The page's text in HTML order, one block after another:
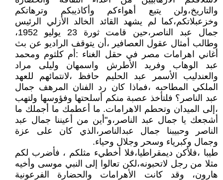
والتاريخ،ولن يتبع أهواءكم وأكاذيبكم وترهاتكم
وخزعبلاتكم،كما لم يشهد القائد الخالد الأزلي الرئيس
جمال عبد الناصر،حين قامت ثورة 23 يوليو 1952،
وطالب أمثال عقول العصافير ،أن يتوقف الراديو عن بث
أغاني اهرامات مصر في حقل الغناء :أم كلثوم ومحمد
عبد الوهاب وفريد الأطرش واسمهان وليلى مراد
والعندليب الأسمر عبد الحليم حافظ ،لانتمائهم للعهد
الملكي المطاحبه ،فماذا كان رد الفنان المرهف جمال
عبد الناصر؟ فلتأخذ عصبة منكم أسلحتها وفؤوسها ولتهب
،إلى الميدان وتحطم الاهرامات. ما أعطمك ما أجملك ما
أشجعك يا جمال عبد الناصر،و"أين من أعيننا جمال عبد
الناصر وحبيبنا جمال عبدالناصر،الذي كان على عزة
وجمال وكبرياء وسحر وجلال وحياء.
طيبا ،فلأكن ديمقراطيا،فلا أخطيء مثلكم ، فأضرب لكم
مثلا من رجل لاتحبونه،لكن تعالوا إلى النبي موسى وأخيه
هارون، وقد كانت الأهرامات والحضارة الفرعونية